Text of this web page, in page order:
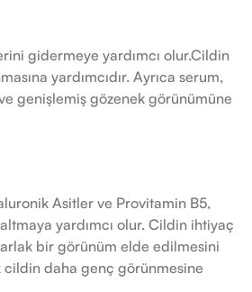
gidermeye yardımcı olur.Cildin
yardımcıdır. Ayrıca serum,
genişlemiş gözenek görünümüne
Asitler ve Provitamin B5,
yardımcı olur. Cildin ihtiyaç
bir görünüm elde edilmesini
cildin daha genç görünmesine